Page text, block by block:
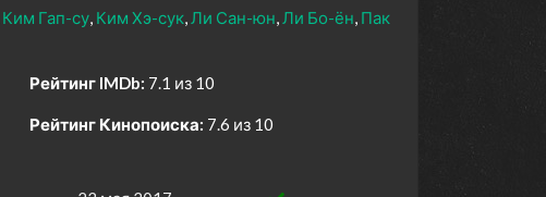
Ким Гап-су Ким Хэ-сук Ли Сан-юн Ли Бо-ён Пак
Рейтинг IMDb: 7.1 из 10
Рейтинг Кинопоиска: 7.6 из 10